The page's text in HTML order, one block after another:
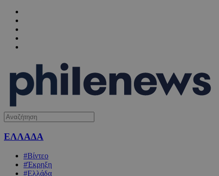
ΕΛΛΑΔΑ
#Βίντεο
#Έκρηξη
#Ελλάδα